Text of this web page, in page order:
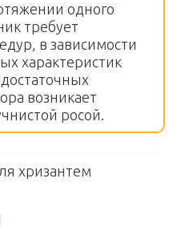
одного
требует
в зависимости
характеристик
возникает
росой.
хризантем